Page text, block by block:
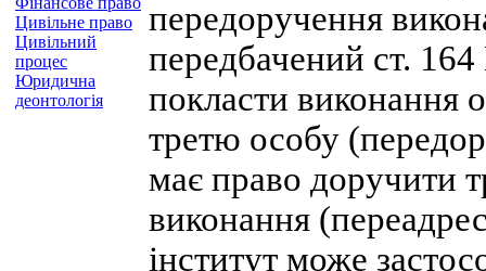
Цивільне право
Цивільний
процес
Юридична
деонтологія
передоручення
передбачений ст.
покласти виконання
третю особу
має право доручити
виконання
інститут може